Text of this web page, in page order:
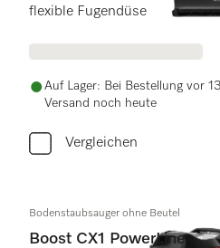
flexible Fugendüse
Auf Lager: Bei Bestellung vor
Versand noch heute
Vergleichen
Bodenstaubsauger ohne Beutel
Boost CX1 PowerLine